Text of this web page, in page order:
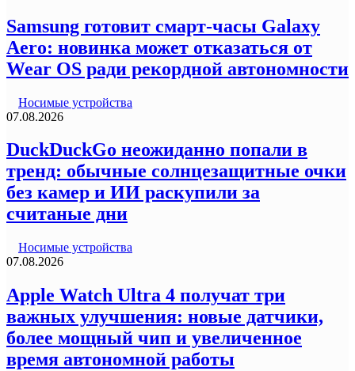
Samsung готовит смарт-часы Galaxy
Aero: новинка может отказаться от
Wear OS ради рекордной автономности
Носимые устройства
07.08.2026
DuckDuckGo неожиданно попали в
тренд: обычные солнцезащитные очки
без камер и ИИ раскупили за
считаные дни
Носимые устройства
07.08.2026
Apple Watch Ultra 4 получат три
важных улучшения: новые датчики,
более мощный чип и увеличенное
время автономной работы